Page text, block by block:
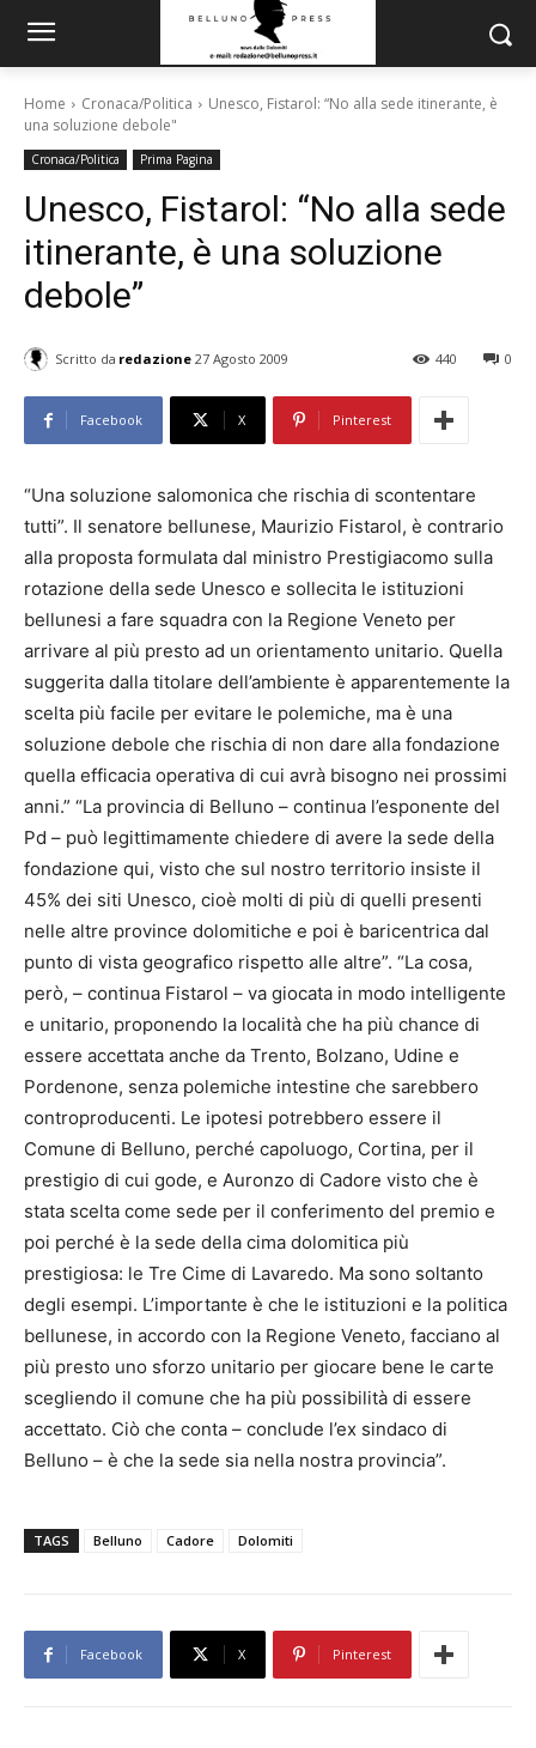
Home Cronaca/Politica
Unesco, Fistarol: “No alla sede itinerante, è
una soluzione debole"
Cronaca/Politica Prima Pagina
Unesco, Fistarol: “No alla sede
itinerante, è una soluzione
debole”
Scritto da redazione 27 Agosto 2009 0
440
Facebook X Pinterest
“Una soluzione salomonica che rischia di scontentare
tutti”. Il senatore bellunese, Maurizio Fistarol, è contrario
alla proposta formulata dal ministro Prestigiacomo sulla
rotazione della sede Unesco e sollecita le istituzioni
bellunesi a fare squadra con la Regione Veneto per
arrivare al più presto ad un orientamento unitario. Quella
suggerita dalla titolare dell’ambiente è apparentemente la
scelta più facile per evitare le polemiche, ma è una
soluzione debole che rischia di non dare alla fondazione
quella efficacia operativa di cui avrà bisogno nei prossimi
anni.” “La provincia di Belluno – continua l’esponente del
Pd – può legittimamente chiedere di avere la sede della
fondazione qui, visto che sul nostro territorio insiste il
45% dei siti Unesco, cioè molti di più di quelli presenti
nelle altre province dolomitiche e poi è baricentrica dal
punto di vista geografico rispetto alle altre”. “La cosa,
però, – continua Fistarol – va giocata in modo intelligente
e unitario, proponendo la località che ha più chance di
essere accettata anche da Trento, Bolzano, Udine e
Pordenone, senza polemiche intestine che sarebbero
controproducenti. Le ipotesi potrebbero essere il
Comune di Belluno, perché capoluogo, Cortina, per il
prestigio di cui gode, e Auronzo di Cadore visto che è
stata scelta come sede per il conferimento del premio e
poi perché è la sede della cima dolomitica più
prestigiosa: le Tre Cime di Lavaredo. Ma sono soltanto
degli esempi. L’importante è che le istituzioni e la politica
bellunese, in accordo con la Regione Veneto, facciano al
più presto uno sforzo unitario per giocare bene le carte
scegliendo il comune che ha più possibilità di essere
accettato. Ciò che conta – conclude l’ex sindaco di
Belluno – è che la sede sia nella nostra provincia”.
TAGS Belluno Cadore Dolomiti
Facebook X Pinterest